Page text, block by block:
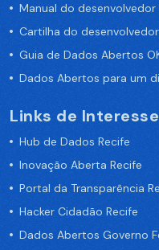
Manual do desenvolvedor
Cartilha do
Guia de Dados Abertos
Dados Abertos para um
Links de Interesse
Hub de Dados Recife
Inovação Aberta Recife
Portal da Transparência
Hacker Cidadão Recife
Dados Abertos Governo